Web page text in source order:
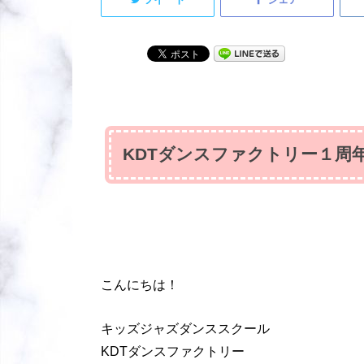
KDTダンスファクトリー１周
こんにちは！
キッズジャズダンススクール
KDTダンスファクトリー